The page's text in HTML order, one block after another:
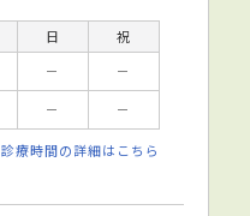
日
祝
－
－
－ －
診療時間の詳細はこちら